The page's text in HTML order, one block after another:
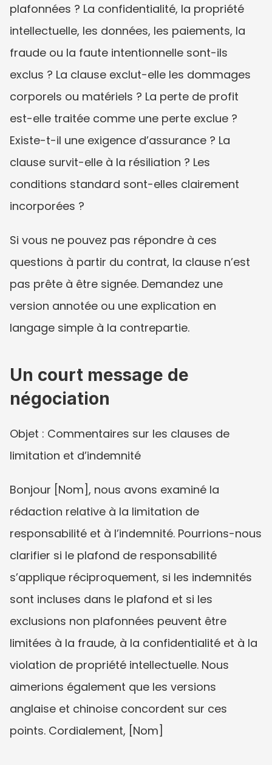
plafonnées ? La confidentialité, la propriété
intellectuelle, les données, les paiements, la
fraude ou la faute intentionnelle sont-ils
exclus ? La clause exclut-elle les dommages
corporels ou matériels ? La perte de profit
est-elle traitée comme une perte exclue ?
Existe-t-il une exigence d’assurance ? La
clause survit-elle à la résiliation ? Les
conditions standard sont-elles clairement
incorporées ?
Si vous ne pouvez pas répondre à ces
questions à partir du contrat, la clause n’est
pas prête à être signée. Demandez une
version annotée ou une explication en
langage simple à la contrepartie.
Un court message de
négociation
Objet : Commentaires sur les clauses de
limitation et d’indemnité
Bonjour [Nom], nous avons examiné la
rédaction relative à la limitation de
responsabilité et à l’indemnité. Pourrions-nous
clarifier si le plafond de responsabilité
s’applique réciproquement, si les indemnités
sont incluses dans le plafond et si les
exclusions non plafonnées peuvent être
limitées à la fraude, à la confidentialité et à la
violation de propriété intellectuelle. Nous
aimerions également que les versions
anglaise et chinoise concordent sur ces
points. Cordialement, [Nom]